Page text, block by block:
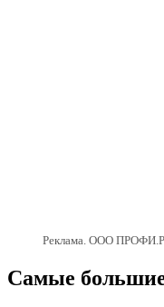
Реклама. ООО
Самые